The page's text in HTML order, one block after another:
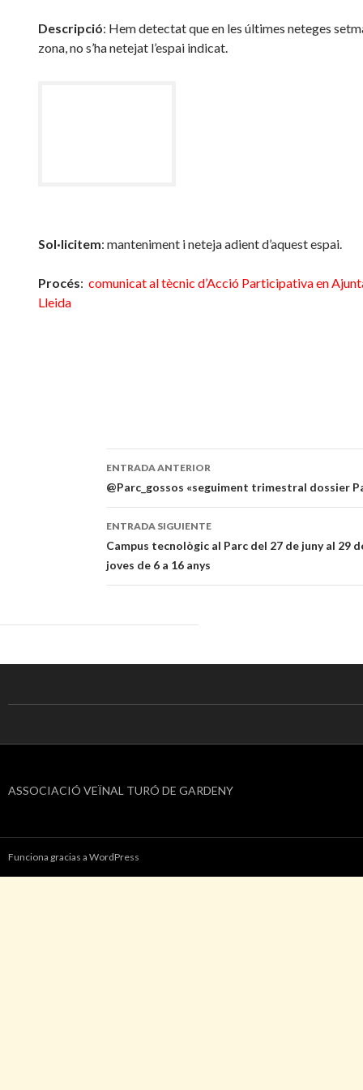
Descripció: Hem detectat que en les últimes neteges
zona, no s’ha netejat l’espai indicat.
Sol·licitem: manteniment i neteja adient d’aquest espai.
Procés: comunicat al tècnic d’Acció Participativa en
Lleida
Navegación
de
entradas
ENTRADA ANTERIOR
@Parc_gossos «seguiment trimestral dossier
ENTRADA SIGUIENTE
Campus tecnològic al Parc del 27 de juny al 29
joves de 6 a 16 anys
ASSOCIACIÓ VEÏNAL TURÓ DE GARDENY
Funciona gracias a WordPress